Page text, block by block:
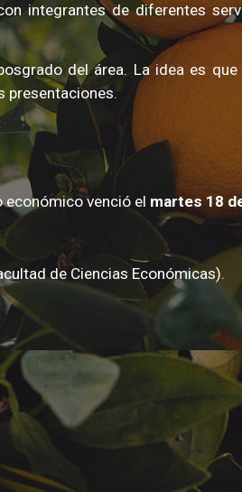
integrantes de diferentes
del área. La idea es que
presentaciones.
económico venció el martes 18
de Ciencias Económicas).